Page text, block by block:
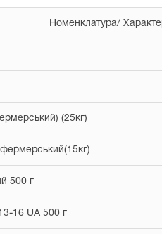
Номенклатура/
(25кг)
500 г
16 UА 500 г